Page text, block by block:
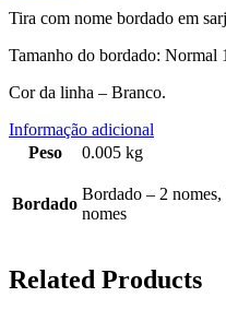
Tira com nome bordado em
Tamanho do bordado: Normal
Cor da linha – Branco.
Informação adicional
Peso
0.005 kg
Bordado
Bordado – 2
nomes
Related Products